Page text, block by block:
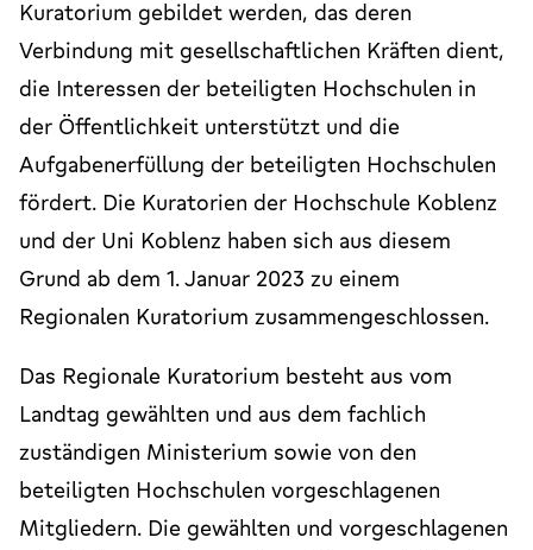
Kuratorium gebildet werden, das deren
Verbindung mit gesellschaftlichen Kräften dient,
die Interessen der beteiligten Hochschulen in
der Öffentlichkeit unterstützt und die
Aufgabenerfüllung der beteiligten Hochschulen
fördert. Die Kuratorien der Hochschule Koblenz
und der Uni Koblenz haben sich aus diesem
Grund ab dem 1. Januar 2023 zu einem
Regionalen Kuratorium zusammengeschlossen.
Das Regionale Kuratorium besteht aus vom
Landtag gewählten und aus dem fachlich
zuständigen Ministerium sowie von den
beteiligten Hochschulen vorgeschlagenen
Mitgliedern. Die gewählten und vorgeschlagenen